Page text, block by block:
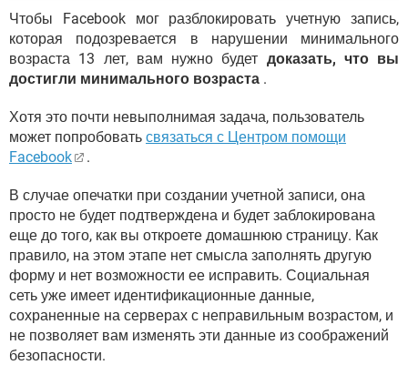
Чтобы Facebook мог разблокировать учетную запись,
которая подозревается в нарушении минимального
возраста 13 лет, вам нужно будет доказать, что вы
достигли минимального возраста .
Хотя это почти невыполнимая задача, пользователь
может попробовать связаться с Центром помощи
Facebook
.
В случае опечатки при создании учетной записи, она
просто не будет подтверждена и будет заблокирована
еще до того, как вы откроете домашнюю страницу. Как
правило, на этом этапе нет смысла заполнять другую
форму и нет возможности ее исправить. Социальная
сеть уже имеет идентификационные данные,
сохраненные на серверах с неправильным возрастом, и
не позволяет вам изменять эти данные из соображений
безопасности.